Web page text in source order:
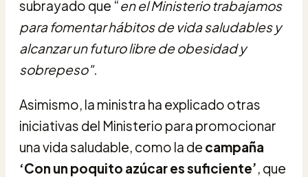
subrayado que “en el Ministerio trabajamos
para fomentar hábitos de vida saludables y
alcanzar un futuro libre de obesidad y
sobrepeso".
Asimismo, la ministra ha explicado otras
iniciativas del Ministerio para promocionar
una vida saludable, como la de campaña
‘Con un poquito azúcar es suficiente’, que